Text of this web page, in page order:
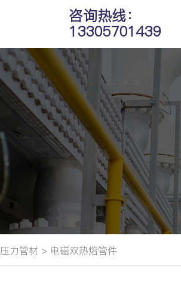
咨询热线：
13305701439
力管材 > 电磁双热熔管件